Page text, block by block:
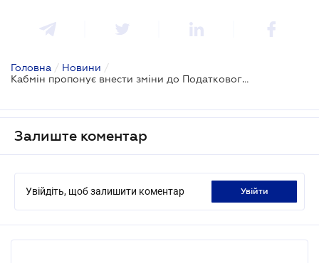
Головна / Новини /
Кабмін пропонує внести зміни до Податкового кодексу
Залиште коментар
Увійдіть, щоб залишити коментар увійти